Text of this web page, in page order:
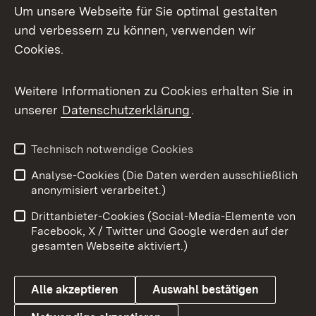
Facebook
X / Twitter
Youtube
Impressum
Kontakt
Barrierefreiheit
Datenschutz
Cookies
Um unsere Webseite für Sie optimal gestalten
und verbessern zu können, verwenden wir
Cookies.
Weitere Informationen zu Cookies erhalten Sie in
unserer Datenschutzerklärung.
Technisch notwendige Cookies
Analyse-Cookies (Die Daten werden ausschließlich
anonymisiert verarbeitet.)
Drittanbieter-Cookies (Social-Media-Elemente von
Facebook, X / Twitter und Google werden auf der
gesamten Webseite aktiviert.)
Alle akzeptieren Auswahl bestätigen